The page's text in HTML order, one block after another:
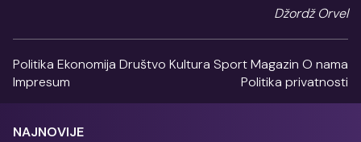
Džordž Orvel
Politika Ekonomija Društvo Kultura SportMagazin O nama
Impresum
Politika privatnosti
NAJNOVIJE